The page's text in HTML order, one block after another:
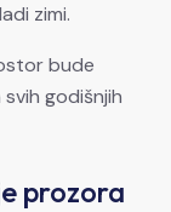
zimi.
bude
godišnjih
prozora